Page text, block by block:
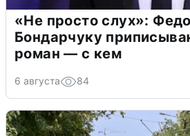
«Не просто слух»:
Бондарчуку
роман — с кем
6 августа 84